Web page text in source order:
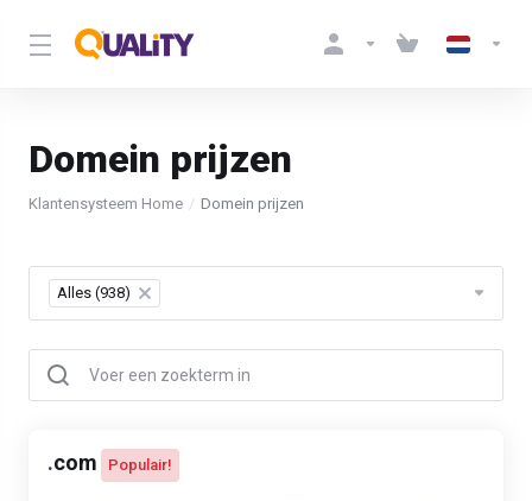
Domein prijzen
Klantensysteem Home Domein prijzen
Table Filter
Alles (938) ×
.com Populair!